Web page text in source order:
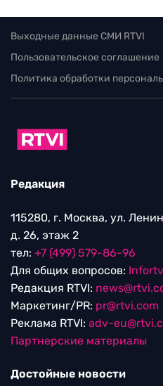
Выходные данные СМИ RTVI
Пользовательское соглашение
Политика обработки
Редакция
115280, г. Москва, ул.
д. 26, этаж 2
тел: +7 (499) 579-86-96
Для общих вопросов:
Редакция RTVI:
Маркетинг/PR: pr@rtvi.com
Реклама RTVI: adv-
Партнерские материалы
Достойные новости